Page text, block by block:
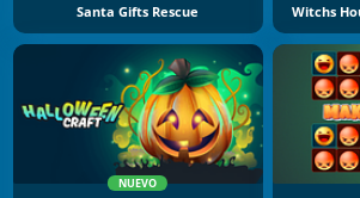
Santa Gifts Rescue Witchs
NUEVO